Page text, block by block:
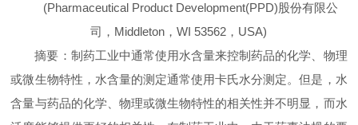
(Pharmaceutical Product Development(PPD)股份有限公
司， Middleton ，WI 53562 ， USA)
摘要 ：制药工业中通常使用水含量来控制药品的化学、物理
或微生物特性，水含量的测定通常使用卡氏水分测定。但是，水
含量与药品的化学、物理或微生物特性的相关性并不明显，而水